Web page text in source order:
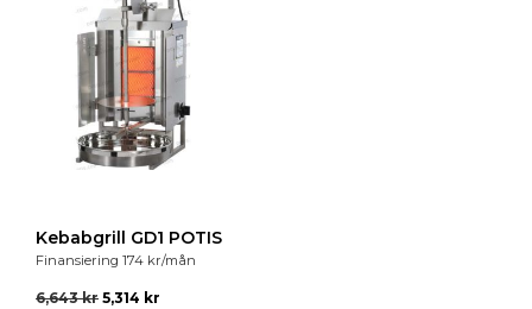
Kebabgrill GD1 POTIS
Finansiering 174 kr/mån
6,643kr 5,314 kr